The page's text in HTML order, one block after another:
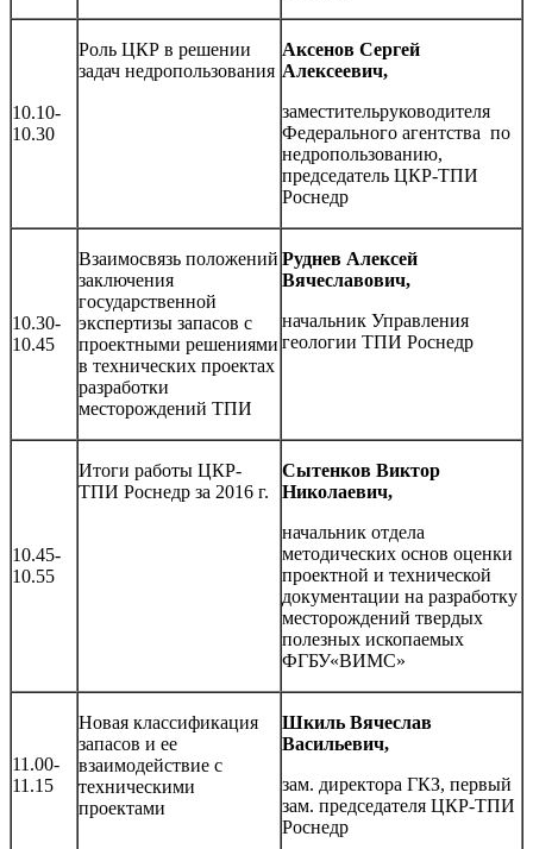
10.10-
10.30
Роль ЦКР в решении
задач недропользования
Аксенов Сергей
Алексеевич,
заместительруководителя
Федерального агентства по
недропользованию,
председатель ЦКР-ТПИ
Роснедр
10.30-
10.45
Взаимосвязь положений
заключения
государственной
экспертизы запасов с
проектными решениями
в технических проектах
разработки
месторождений ТПИ
Руднев Алексей
Вячеславович,
начальник Управления
геологии ТПИ Роснедр
10.45-
10.55
Итоги работы ЦКР-
ТПИ Роснедр за 2016 г.
Сытенков Виктор
Николаевич,
начальник отдела
методических основ оценки
проектной и технической
документации на разработку
месторождений твердых
полезных ископаемых
ФГБУ«ВИМС»
11.00-
11.15
Новая классификация
запасов и ее
взаимодействие с
техническими
проектами
Шкиль Вячеслав
Васильевич,
зам. директора ГКЗ, первый
зам. председателя ЦКР-ТПИ
Роснедр